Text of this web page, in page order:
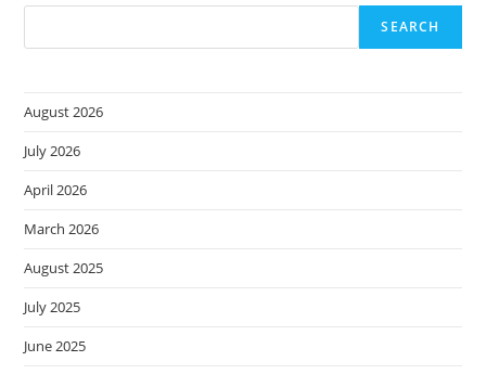
SEARCH
August 2026
July 2026
April 2026
March 2026
August 2025
July 2025
June 2025